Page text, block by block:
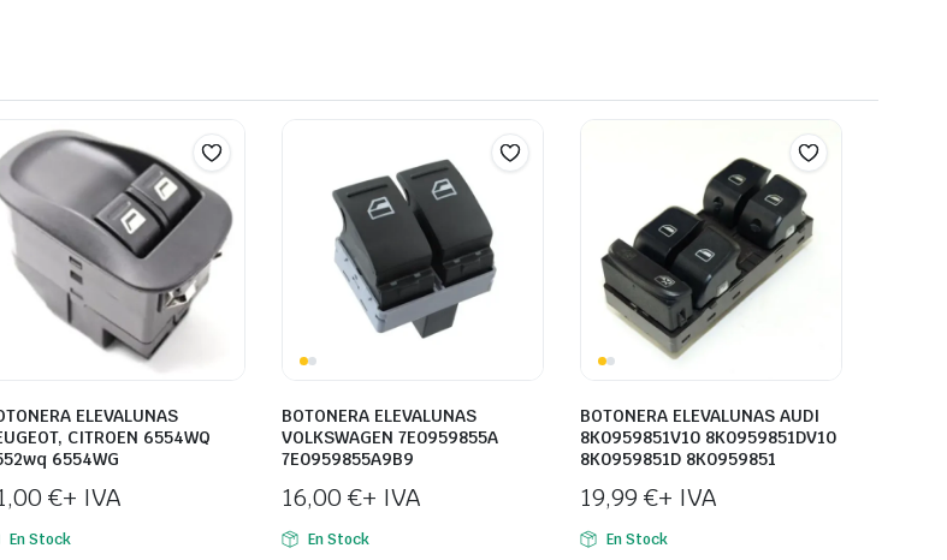
ELEVALUNAS
CITROEN 6554WQ
6554WG
€+ IVA
En Stock
BOTONERA ELEVALUNAS
VOLKSWAGEN 7E0959855A
7E0959855A9B9
16,00 €+ IVA
En Stock
BOTONERA ELEVALUNAS AUDI
8K0959851V10 8K0959851DV10
8K0959851D 8K0959851
19,99 €+ IVA
En Stock